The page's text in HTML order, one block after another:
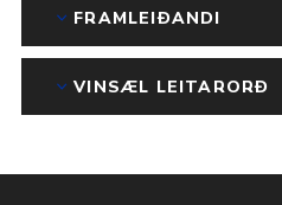
FRAMLEIÐANDI
VINSÆL LEITARORÐ